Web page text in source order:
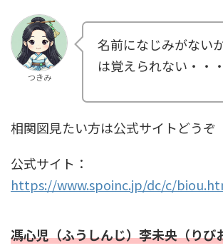
つきみ
名前になじみがない
は覚えられない・・・
相関図見たい方は公式サイトどうぞ
公式サイト：
https://www.spoinc.jp/dc/c/
馮心児（ふうしんじ）李未央（りび